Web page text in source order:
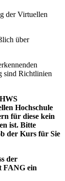
der Virtuellen
über
sind Richtlinien
Hochschule
für diese kein
ist. Bitte
der Kurs für Sie
der
FANG ein